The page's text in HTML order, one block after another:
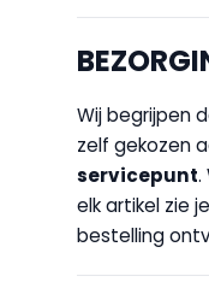
Wij begrijpen
zelf gekozen
servicepunt.
elk artikel zie
bestelling